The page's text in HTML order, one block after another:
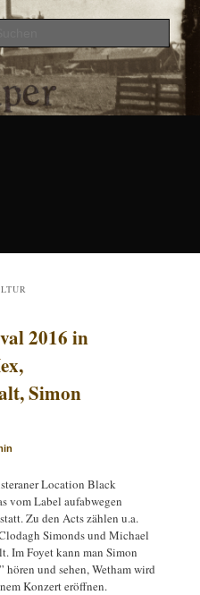
2016 in
Simon
Location Black
vom Label aufabwegen
Zu den Acts zählen u.a.
Simonds und Michael
Im Foyet kann man Simon
und sehen, Wetham wird
Konzert eröffnen.